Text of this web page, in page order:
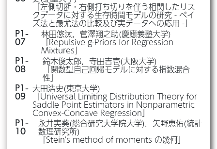
「左側切断・右側打ち切りを伴う相関したリス
クデータに対する生存時間モデルの研究 - ベイ
ズ法と最尤法の比較及び実データへの応用 -」
P1-
07
林田悠汰，菅澤翔之助(慶應義塾大学)
「Repulsive g-Priors for Regression
Mixtures」
P1-
08
鈴木俊太郎，寺田吉壱(大阪大学)
「関数型自己回帰モデルに対する指数混合
性」
P1-
09
大田浩史(東京大学)
「Universal Limiting Distribution Theory for
Saddle Point Estimators in Nonparametric
Convex-Concave Regression」
P1-
10
永井実葵(総合研究大学院大学)，矢野恵佑(統計
数理研究所)
「Stein's method of moments の幾何」